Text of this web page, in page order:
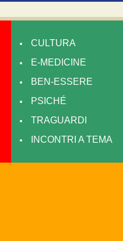
CULTURA
E-MEDICINE
BEN-ESSERE
PSICHÉ
TRAGUARDI
INCONTRI A TEMA